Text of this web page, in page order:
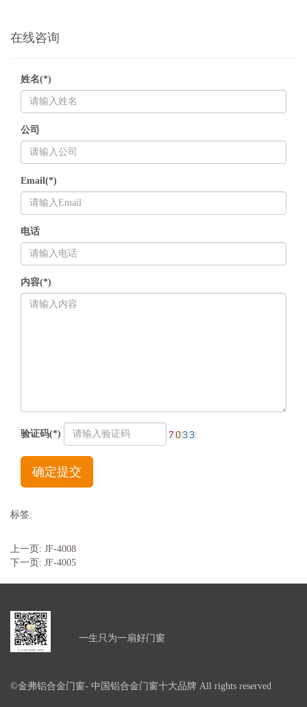
在线咨询
姓名(*)
公司
Email(*)
电话
内容(*)
验证码(*)
确定提交
标签:
上一页: JF-4008
下一页: JF-4005
一生只为一扇好门窗
©金弗铝合金门窗- 中国铝合金门窗十大品牌 All rights reserved